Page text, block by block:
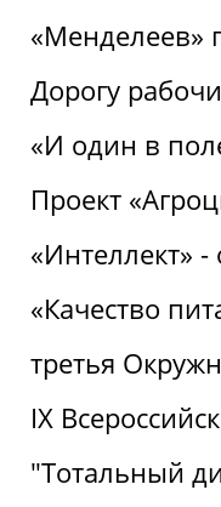
«Менделеев»
Дорогу
«И один в
Проект
«Интеллект»
«Качество
третья
IХ
"Тотальный